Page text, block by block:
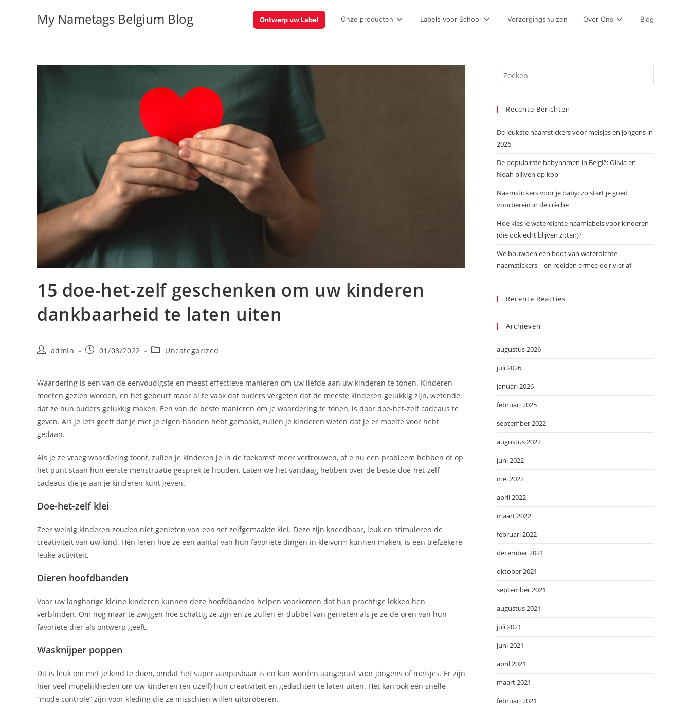
My Nametags Belgium Blog Ontwerp uw Label Onze producten Labels voor School Verzorgingshuizen Over Ons Blog
15 doe-het-zelf geschenken om uw kinderen
dankbaarheid te laten uiten
Bericht
admin
Bericht01/08/2022 Berichtcategorie:
Uncategorized
Waardering is een van de eenvoudigste en meest effectieve manieren om uw liefde aan uw kinderen te tonen. Kinderen
moeten gezien worden, en het gebeurt maar al te vaak dat ouders vergeten dat de meeste kinderen gelukkig zijn, wetende
dat ze hun ouders gelukkig maken. Een van de beste manieren om je waardering te tonen, is door doe-het-zelf cadeaus te
geven. Als je iets geeft dat je met je eigen handen hebt gemaakt, zullen je kinderen weten dat je er moeite voor hebt
gedaan.
Als je ze vroeg waardering toont, zullen je kinderen je in de toekomst meer vertrouwen, of e nu een probleem hebben of op
het punt staan ​​​​hun eerste menstruatie gesprek te houden. Laten we het vandaag hebben over de beste doe-het-zelf
cadeaus die je aan je kinderen kunt geven.
Doe-het-zelf klei
Zeer weinig kinderen zouden niet genieten van een set zelfgemaakte klei. Deze zijn kneedbaar, leuk en stimuleren de
creativiteit van uw kind. Hen leren hoe ze een aantal van hun favoriete dingen in kleivorm kunnen maken, is een trefzekere
leuke activiteit.
Dieren hoofdbanden
Voor uw langharige kleine kinderen kunnen deze hoofdbanden helpen voorkomen dat hun prachtige lokken hen
verblinden. Om nog maar te zwijgen hoe schattig ze zijn en ze zullen er dubbel van genieten als je ze de oren van hun
favoriete dier als ontwerp geeft.
Wasknijper poppen
Dit is leuk om met je kind te doen, omdat het super aanpasbaar is en kan worden aangepast voor jongens of meisjes. Er zijn
hier veel mogelijkheden om uw kinderen (en uzelf) hun creativiteit en gedachten te laten uiten. Het kan ook een snelle
“mode controle” zijn voor kleding die ze misschien willen uitproberen.
Escape
Recente Berichten
De leukste naamstickers voor meisjes en jongens in
2026
De populairste babynamen in België: Olivia en
Noah blijven op kop
Naamstickers voor je baby: zo start je goed
voorbereid in de crèche
Hoe kies je waterdichte naamlabels voor kinderen
(die ook echt blijven zitten)?
We bouwden een boot van waterdichte
naamstickers – en roeiden ermee de rivier af
Recente Reacties
Archieven
augustus 2026
juli 2026
januari 2026
februari 2025
september 2022
augustus 2022
juni 2022
mei 2022
april 2022
maart 2022
februari 2022
december 2021
oktober 2021
september 2021
augustus 2021
juli 2021
juni 2021
april 2021
maart 2021
februari 2021